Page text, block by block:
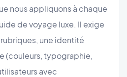
nous appliquons à chaque
de voyage luxe. Il exige
une identité
(couleurs, typographie,
avec